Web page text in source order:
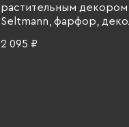
растительным
Seltmann, фарфор,
2 095 ₽